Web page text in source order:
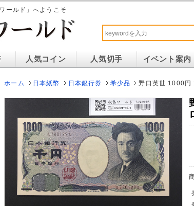
ールド」へようこそ
人気コイン 人気切手 イベント案内
ホーム 日本紙幣 日本銀行券 希少品 野口英世 1000円